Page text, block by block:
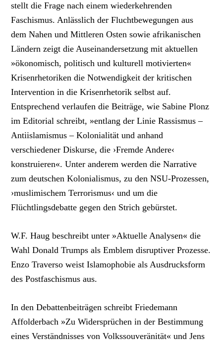
stellt die Frage nach einem wiederkehrenden
Faschismus. Anlässlich der Fluchtbewegungen aus
dem Nahen und Mittleren Osten sowie afrikanischen
Ländern zeigt die Auseinandersetzung mit aktuellen
»ökonomisch, politisch und kulturell motivierten«
Krisenrhetoriken die Notwendigkeit der kritischen
Intervention in die Krisenrhetorik selbst auf.
Entsprechend verlaufen die Beiträge, wie Sabine Plonz
im Editorial schreibt, »entlang der Linie Rassismus –
Antiislamismus – Kolonialität und anhand
verschiedener Diskurse, die ›Fremde Andere‹
konstruieren«. Unter anderem werden die Narrative
zum deutschen Kolonialismus, zu den NSU-Prozessen,
›muslimischem Terrorismus‹ und um die
Flüchtlingsdebatte gegen den Strich gebürstet.
W.F. Haug beschreibt unter »Aktuelle Analysen« die
Wahl Donald Trumps als Emblem disruptiver Prozesse.
Enzo Traverso weist Islamophobie als Ausdrucksform
des Postfaschismus aus.
In den Debattenbeiträgen schreibt Friedemann
Affolderbach »Zu Widersprüchen in der Bestimmung
eines Verständnisses von Volkssouveränität« und Jens